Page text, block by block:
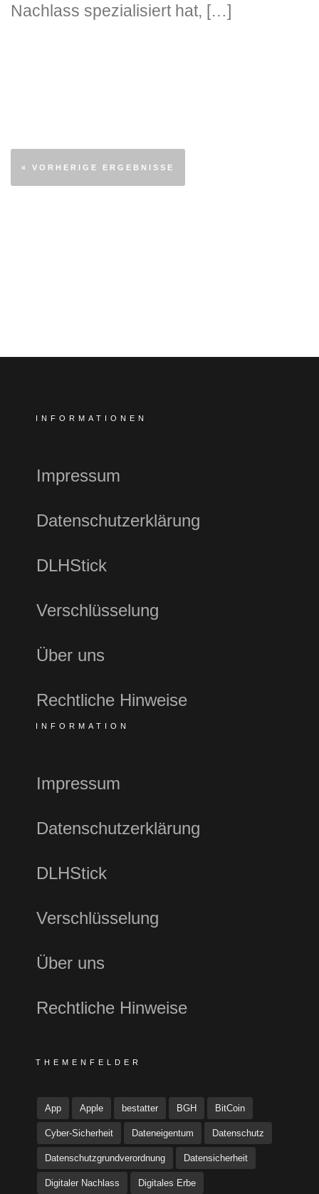
Nachlass spezialisiert hat, […]
« VORHERIGE ERGEBNISSE
INFORMATIONEN
Impressum
Datenschutzerklärung
DLHStick
Verschlüsselung
Über uns
Rechtliche Hinweise
INFORMATION
Impressum
Datenschutzerklärung
DLHStick
Verschlüsselung
Über uns
Rechtliche Hinweise
THEMENFELDER
App Apple bestatter BGH BitCoin
Cyber-Sicherheit Dateneigentum Datenschutz
Datenschutzgrundverordnung Datensicherheit
Digitaler Nachlass Digitales Erbe